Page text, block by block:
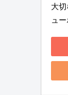
大
ュ